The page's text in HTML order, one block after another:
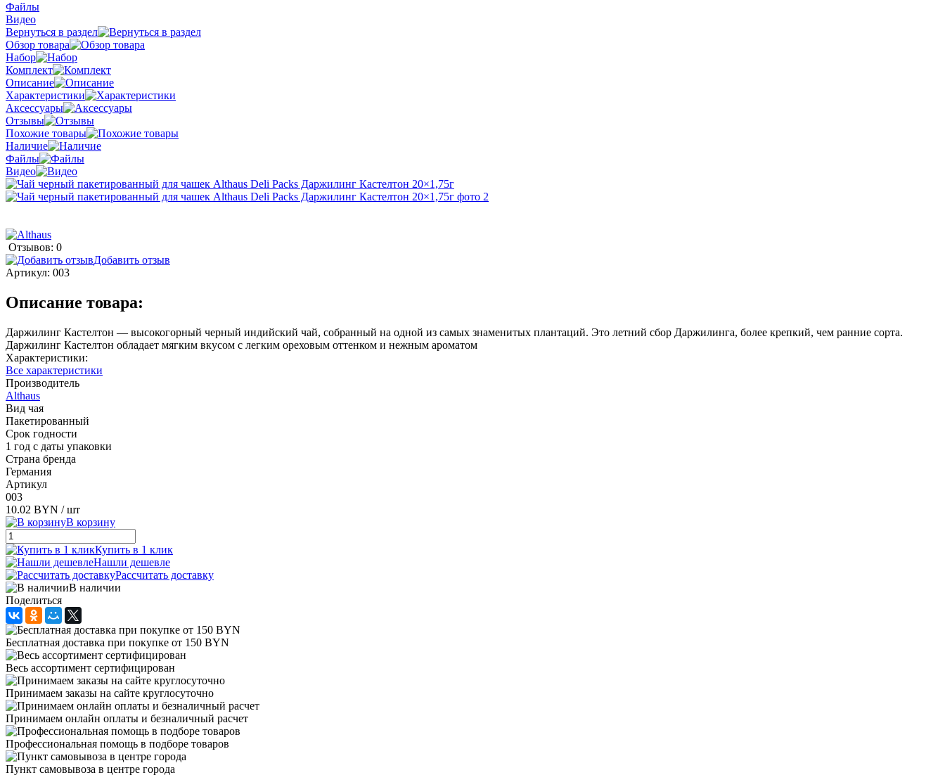
Файлы
Видео
Вернуться в раздел
Обзор товара
Набор
Комплект
Описание
Характеристики
Аксессуары
Отзывы
Похожие товары
Наличие
Файлы
Видео
Отзывов: 0
Добавить отзыв
Артикул: 003
Описание товара:
Даржилинг Кастелтон — высокогорный черный индийский чай, собранный на одной из самых знаменитых плантаций. Это летний сбор Даржилинга, более крепкий, чем ранние сорта.
Даржилинг Кастелтон обладает мягким вкусом с легким ореховым оттенком и нежным ароматом
Характеристики:
Все характеристики
Производитель
Althaus
Вид чая
Пакетированный
Срок годности
1 год с даты упаковки
Страна бренда
Германия
Артикул
003
10.02 BYN / шт
В корзину
Купить в 1 клик
Нашли дешевле
Рассчитать доставку
В наличии
Поделиться
Бесплатная доставка при покупке от 150 BYN
Весь ассортимент сертифицирован
Принимаем заказы на сайте круглосуточно
Принимаем онлайн оплаты и безналичный расчет
Профессиональная помощь в подборе товаров
Пункт самовывоза в центре города